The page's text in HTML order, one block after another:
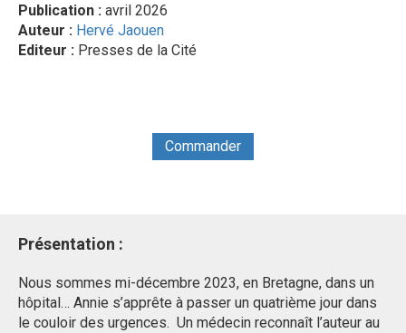
Publication : avril 2026
Auteur : Hervé Jaouen
Editeur : Presses de la Cité
Commander
Présentation :
Nous sommes mi-décembre 2023, en Bretagne, dans un
hôpital… Annie s’apprête à passer un quatrième jour dans
le couloir des urgences. Un médecin reconnaît l’auteur au